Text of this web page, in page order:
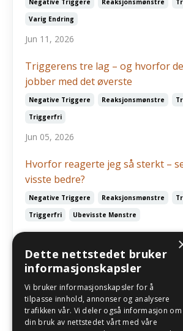
Negative Triggere Reaksjonsmønstre
Varig Endring
Jun 11, 2026
Triggerens tre lag – og hvorfor
jobber med det øverste
Negative Triggere Reaksjonsmønstre
Triggerfri
Jun 05, 2026
Hvorfor reagerte jeg så sterkt –
visste bedre?
Negative Triggere Reaksjonsmønstre
Triggerfri
Ubevisste Mønstre
May 03, 2026
Følg oss
Dette nettstedet bruker
informasjonskapsler
Vi bruker informasjonskapsler for å
tilpasse innhold, annonser og analysere
trafikken vår. Vi deler også informasjon om
din bruk av nettstedet vårt med våre